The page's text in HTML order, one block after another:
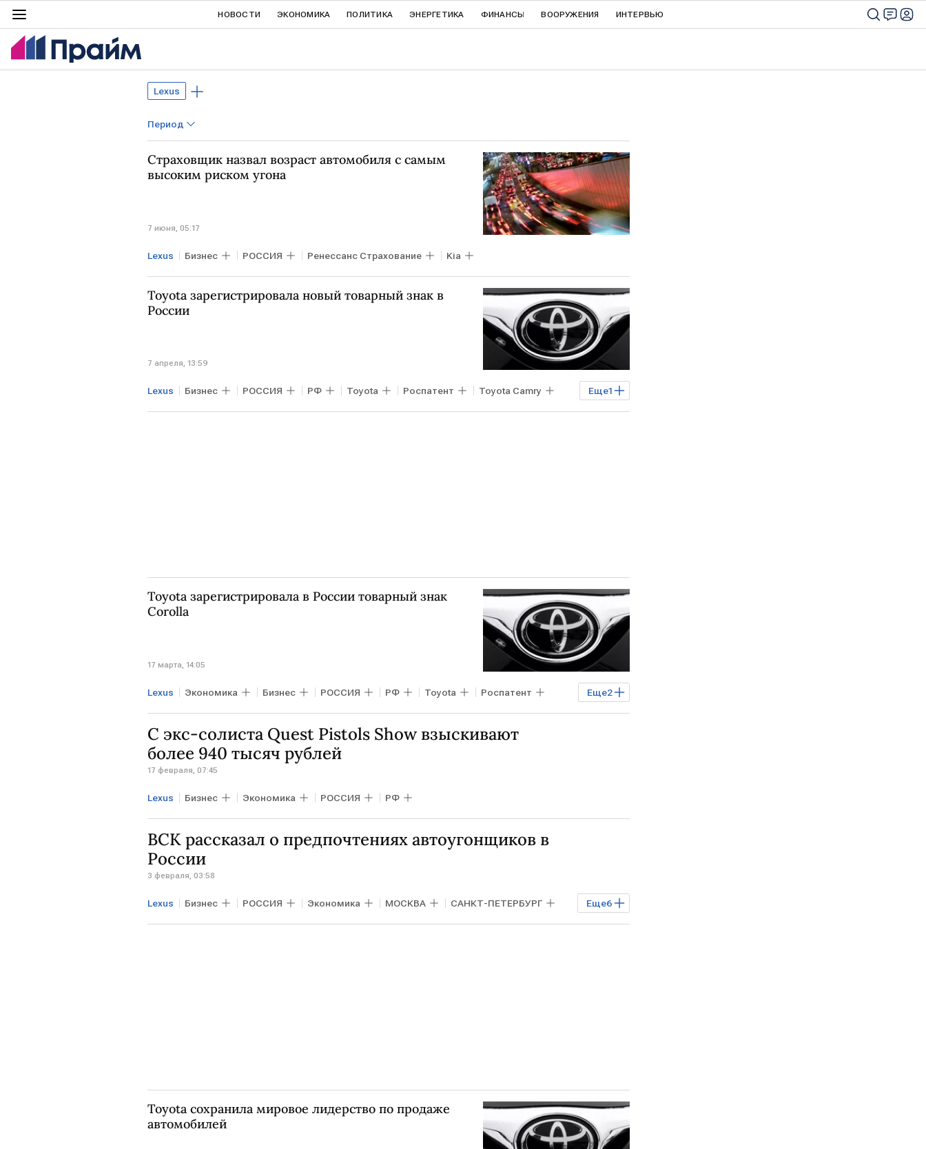
НОВОСТИ ЭКОНОМИКА ПОЛИТИКА ЭНЕРГЕТИКА ФИНАНСЫ ВООРУЖЕНИЯ ИНТЕРВЬЮ
Lexus
Период
Страховщик назвал возраст автомобиля с самым
высоким риском угона
7 июня, 05:17
Lexus Бизнес РОССИЯ Ренессанс Страхование Kia
Toyota зарегистрировала новый товарный знак в
России
7 апреля, 13:59
Еще1
Lexus Бизнес РОССИЯ РФ Toyota Роспатент Toyota Camry
Авто
Toyota зарегистрировала в России товарный знак
Corolla
17 марта, 14:05
Еще2
Lexus Экономика Бизнес РОССИЯ РФ Toyota Роспатент
Toyota Camry Авто
С экс-солиста Quest Pistols Show взыскивают
более 940 тысяч рублей
17 февраля, 07:45
Lexus Бизнес Экономика РОССИЯ РФ
ВСК рассказал о предпочтениях автоугонщиков в
России
3 февраля, 03:58
Еще6
Lexus Бизнес РОССИЯ Экономика МОСКВА САНКТ-ПЕТЕРБУРГ
ЕКАТЕРИНБУРГ ВСК Geely Lada Vision 4x4 Lada X-Cross 5
Toyota сохранила мировое лидерство по продаже
автомобилей